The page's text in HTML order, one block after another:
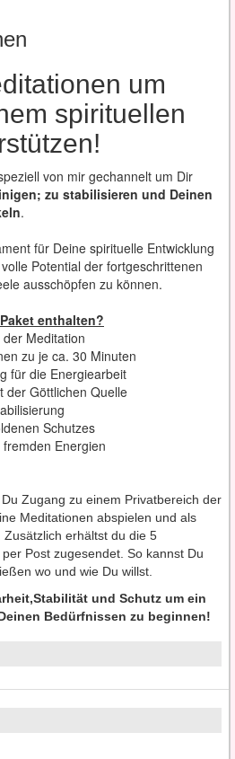
um
spirituellen
von mir gechannelt um Dir
zu stabilisieren und Deinen
.
für Deine spirituelle Entwicklung
Potential der fortgeschrittenen
ausschöpfen zu können.
enthalten?
Meditation
zu je ca. 30 Minuten
für die Energiearbeit
der Göttlichen Quelle
Schutzes
Energien
Zugang zu einem Privatbereich der
Meditationen abspielen und als
erhältst du die 5
Post zugesendet. So kannst Du
wo und wie Du willst.
und Schutz um ein
Bedürfnissen zu beginnen!